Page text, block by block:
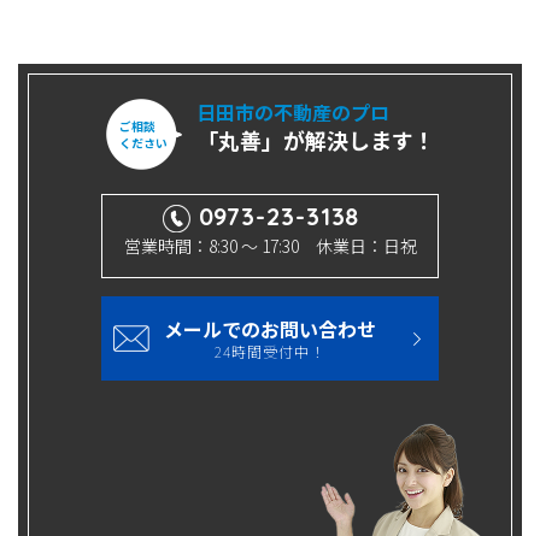
ご相談
ください
日田市の不動産のプロ
「丸善」が解決します！
0973-23-3138
営業時間：8:30 ～ 17:30 休業日：日祝
メールでのお問い合わせ
24時間受付中！